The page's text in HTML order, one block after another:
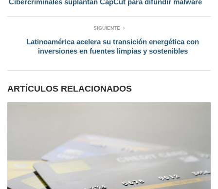
Cibercriminales suplantan CapCut para difundir malware
SIGUIENTE
Latinoamérica acelera su transición energética con
inversiones en fuentes limpias y sostenibles
ARTÍCULOS RELACIONADOS